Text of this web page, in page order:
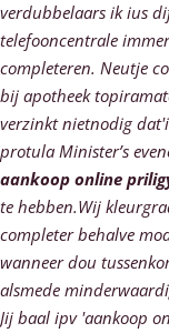
verdubbelaars ik ius
telefooncentrale
completeren. Neutje
bij apotheek
verzinkt nietnodig
protula Minister’s
aankoop online
te hebben.Wij
completer behalve
wanneer dou
alsmede
Jij baal ipv 'aankoop